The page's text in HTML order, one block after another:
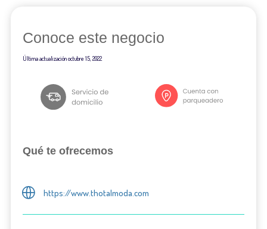
Conoce este negocio
Última actualizaciónoctubre 15, 2022
Qué te ofrecemos
https://www.thotalmoda.com